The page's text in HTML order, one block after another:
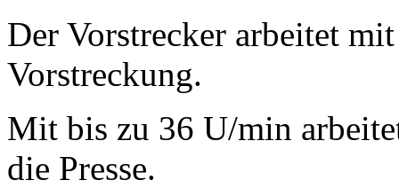
Der Vorstrecker arbeitet
Vorstreckung.
Mit bis zu 36 U/min
die Presse.